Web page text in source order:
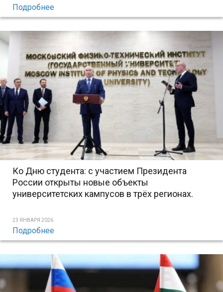
Подробнее
Ко Дню студента: с участием Президента
России открыты новые объекты
университетских кампусов в трёх регионах.
23 ЯНВАРЯ 2026
Подробнее